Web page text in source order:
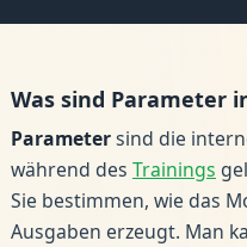
Was sind Parameter
Parametersind die
während des Trainings
Sie bestimmen, wie das
Ausgaben erzeugt. Man